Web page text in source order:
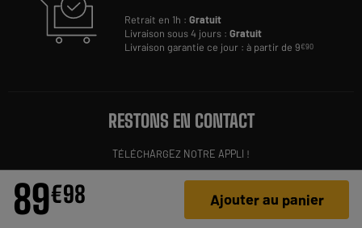
89€98 Ajouter au panier
Retrait en 1h :Gratuit
Livraison sous 4 jours :Gratuit
Livraison garantie ce jour : à partir de 9€90
RESTONS EN CONTACT
TÉLÉCHARGEZ NOTRE APPLI !
INSCRIVEZ-VOUS À NOTRE NEWSLETTER PERSONNALISÉE